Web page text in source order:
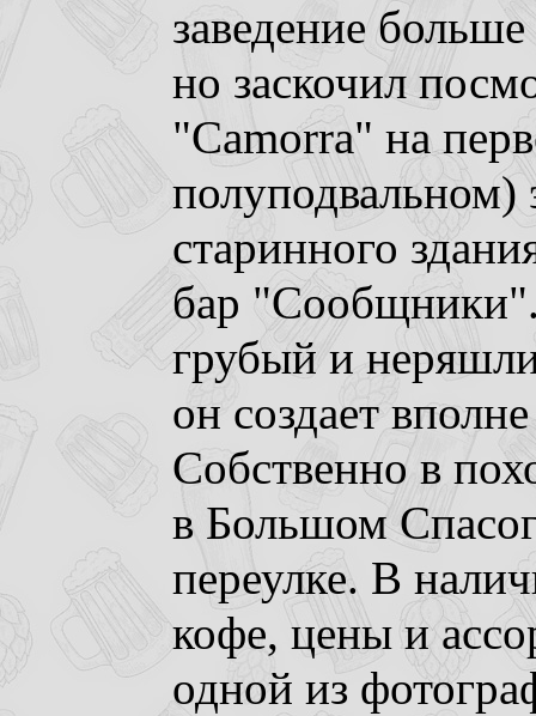
заведение
но заскочил
"Camorra" на
полуподвальном)
старинного
бар
грубый и
он создает
Собственно в
в Большом
переулке. В
кофе, цены и
одной из